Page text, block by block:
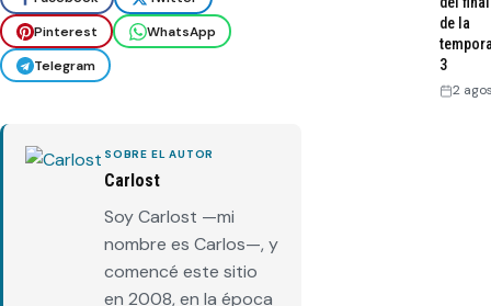
Pinterest
WhatsApp
Telegram
SOBRE EL AUTOR
Carlost
Soy Carlost —mi
nombre es Carlos—, y
comencé este sitio
en 2008, en la época
de la
3
2